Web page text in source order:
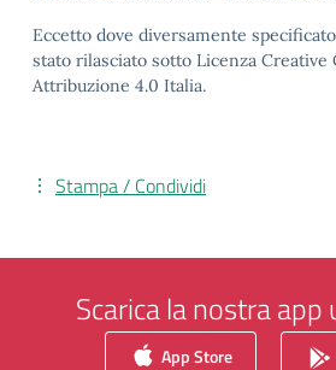
Eccetto dove diversamente
stato rilasciato sotto Licenza Creative
Attribuzione 4.0 Italia.
Stampa / Condividi
Scarica la nostra app
App Store